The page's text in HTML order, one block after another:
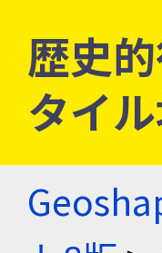
歴史
タイ